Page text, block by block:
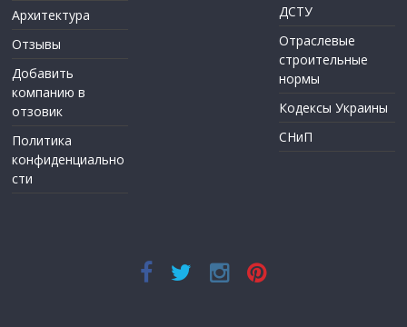
Архитектура
Отзывы
Добавить
компанию в
отзовик
Политика
конфиденциально
сти
ДСТУ
Отраслевые
строительные
нормы
Кодексы Украины
СНиП